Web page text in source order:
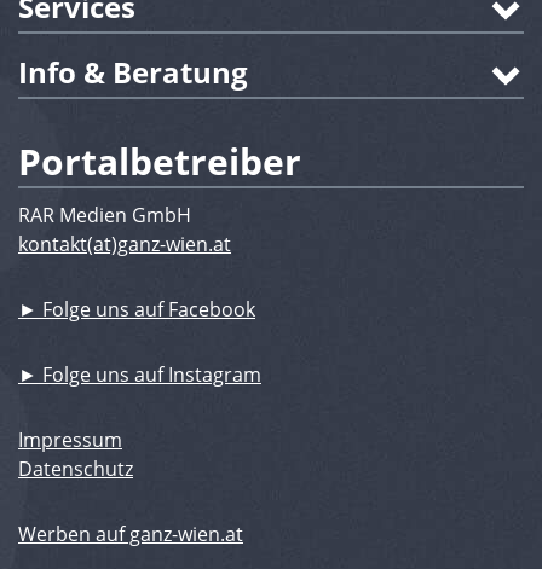
Info & Beratung
Portalbetreiber
RAR Medien GmbH
kontakt(at)ganz-wien.at
► Folge uns auf Facebook
► Folge uns auf Instagram
Impressum
Datenschutz
Werben auf ganz-wien.at